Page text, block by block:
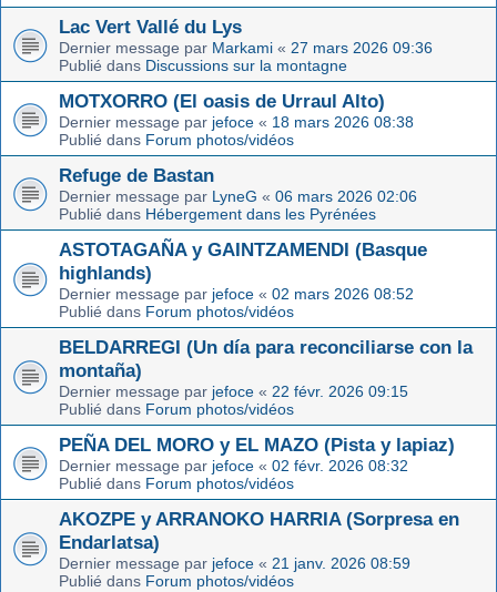
Lac Vert Vallé du Lys
Dernier message par Markami « 27 mars 2026 09:36
Publié dans Discussions sur la montagne
MOTXORRO (El oasis de Urraul Alto)
Dernier message par jefoce « 18 mars 2026 08:38
Publié dans Forum photos/vidéos
Refuge de Bastan
Dernier message par LyneG « 06 mars 2026 02:06
Publié dans Hébergement dans les Pyrénées
ASTOTAGAÑA y GAINTZAMENDI (Basque
highlands)
Dernier message par jefoce « 02 mars 2026 08:52
Publié dans Forum photos/vidéos
BELDARREGI (Un día para reconciliarse con la
montaña)
Dernier message par jefoce « 22 févr. 2026 09:15
Publié dans Forum photos/vidéos
PEÑA DEL MORO y EL MAZO (Pista y lapiaz)
Dernier message par jefoce « 02 févr. 2026 08:32
Publié dans Forum photos/vidéos
AKOZPE y ARRANOKO HARRIA (Sorpresa en
Endarlatsa)
Dernier message par jefoce « 21 janv. 2026 08:59
Publié dans Forum photos/vidéos